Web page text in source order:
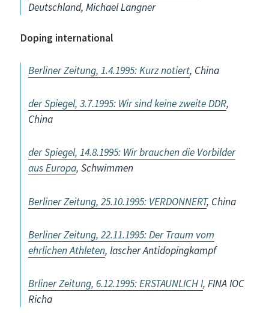
Deutschland, Michael Langner
Doping international
Berliner Zeitung, 1.4.1995: Kurz notiert, China
der Spiegel, 3.7.1995: Wir sind keine zweite DDR,
China
der Spiegel, 14.8.1995: Wir brauchen die Vorbilder
aus Europa, Schwimmen
Berliner Zeitung, 25.10.1995: VERDONNERT, China
Berliner Zeitung, 22.11.1995: Der Traum vom
ehrlichen Athleten, lascher Antidopingkampf
Brliner Zeitung, 6.12.1995: ERSTAUNLICH I, FINA IOC
Richa